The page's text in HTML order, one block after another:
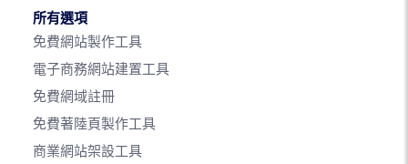
所有選項
免費網站製作工具
電子商務網站建置工具
免費網域註冊
免費著陸頁製作工具
商業網站架設工具